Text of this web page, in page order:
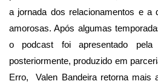
a jornada dos relacionamentos e a
amorosas. Após algumas
o podcast foi apresentado
posteriormente, produzido em
Erro, Valen Bandeira retorna mais